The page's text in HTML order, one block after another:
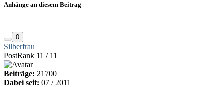
Anhänge an diesem Beitrag
0
Silberfrau
PostRank 11 / 11
Beiträge: 21700
Dabei seit: 07 / 2011